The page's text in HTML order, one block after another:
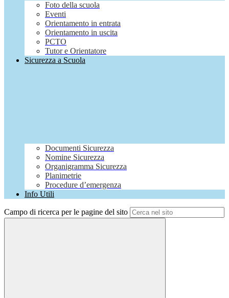
Foto della scuola
Eventi
Orientamento in entrata
Orientamento in uscita
PCTO
Tutor e Orientatore
Sicurezza a Scuola
Documenti Sicurezza
Nomine Sicurezza
Organigramma Sicurezza
Planimetrie
Procedure d’emergenza
Info Utili
Campo di ricerca per le pagine del sito